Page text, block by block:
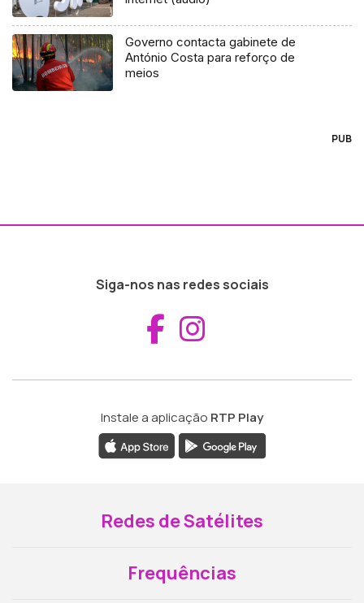
Governo contacta gabinete de
António Costa para reforço de
meios
PUB
Siga-nos nas redes sociais
Aceder ao
Instale a aplicação RTP Play
Redes de Satélites
Frequências